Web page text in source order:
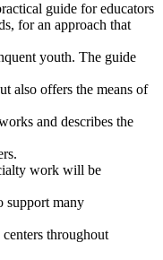
guide for educators
for an approach that
youth. The guide
also offers the means of
and describes the
work will be
support many
throughout